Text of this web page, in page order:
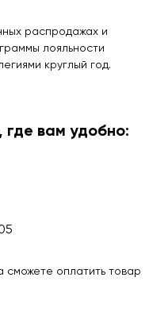
распродажах и
лояльности
круглый год.
вам удобно:
сможете оплатить товар